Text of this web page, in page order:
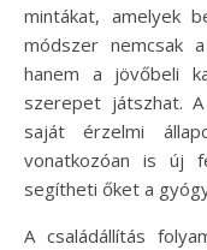
mintákat, amelyek
módszer nemcsak
hanem a jövőbeli
szerepet játszhat.
saját érzelmi
vonatkozóan is új
segítheti őket a
A családállítás